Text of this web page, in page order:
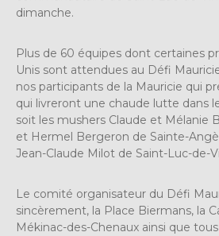
dimanche.
Plus de 60 équipes dont certaines
Unis sont attendues au Défi
nos participants de la Mauricie qui
qui livreront une chaude lutte dans
soit les mushers Claude et Mélanie
et Hermel Bergeron de Sainte-
Jean-Claude Milot de Saint-Luc-de-
Le comité organisateur du Défi
sincèrement, la Place Biermans, la
Mékinac-des-Chenaux ainsi que